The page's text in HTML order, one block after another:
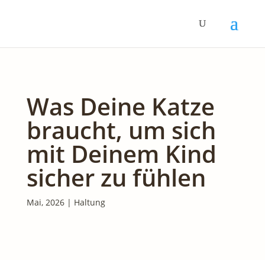
Was Deine Katze
braucht, um sich
mit Deinem Kind
sicher zu fühlen
Mai, 2026| Haltung